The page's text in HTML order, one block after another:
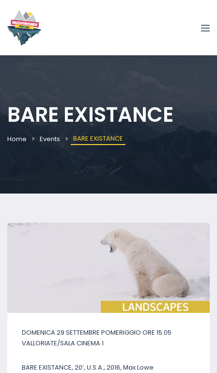
BARE EXISTANCE
Home Events BARE EXISTANCE
DOMENICA 29 SETTEMBRE POMERIGGIO ORE 15:05
VALLORIATE/SALA CINEMA 1
BARE EXISTANCE, 20’, U.S.A., 2016, Max Lowe